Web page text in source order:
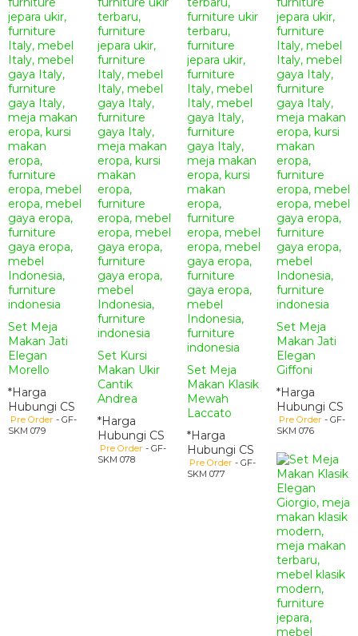
Set Meja
Makan Jati
Elegan
Morello
*Harga
Hubungi CS
Pre Order - GF-
SKM 079
Set Kursi
Makan Ukir
Cantik
Andrea
*Harga
Hubungi CS
Pre Order - GF-
SKM 078
Set Meja
Makan Klasik
Mewah
Laccato
*Harga
Hubungi CS
Pre Order - GF-
SKM 077
Set Meja
Makan Jati
Elegan
Giffoni
*Harga
Hubungi CS
Pre Order - GF-
SKM 076